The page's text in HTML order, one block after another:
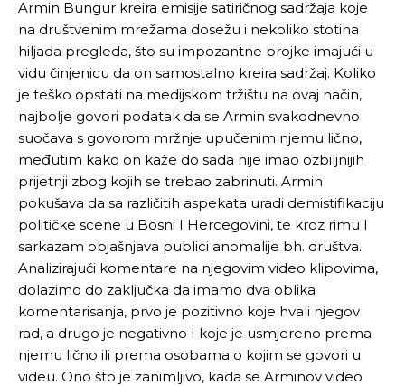
Armin Bungur kreira emisije satiričnog sadržaja koje
na društvenim mrežama dosežu i nekoliko stotina
hiljada pregleda, što su impozantne brojke imajući u
vidu činjenicu da on samostalno kreira sadržaj. Koliko
je teško opstati na medijskom tržištu na ovaj način,
najbolje govori podatak da se Armin svakodnevno
suočava s govorom mržnje upučenim njemu lično,
međutim kako on kaže do sada nije imao ozbiljnijih
prijetnji zbog kojih se trebao zabrinuti. Armin
pokušava da sa različitih aspekata uradi demistifikaciju
političke scene u Bosni I Hercegovini, te kroz rimu I
sarkazam objašnjava publici anomalije bh. društva.
Analizirajući komentare na njegovim video klipovima,
dolazimo do zaključka da imamo dva oblika
komentarisanja, prvo je pozitivno koje hvali njegov
rad, a drugo je negativno I koje je usmjereno prema
njemu lično ili prema osobama o kojim se govori u
videu. Ono što je zanimljivo, kada se Arminov video